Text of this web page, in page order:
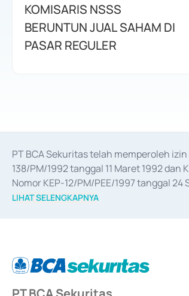
KOMISARIS NSSS
BERUNTUN JUAL SAHAM DI
PASAR REGULER
PT BCA Sekuritas telah memperoleh
138/PM/1992 tanggal 11 Maret 1992
Nomor KEP-12/PM/PEE/1997 tanggal
merger, akuisisi, divestasi, dan
LIHAT SELENGKAPNYA